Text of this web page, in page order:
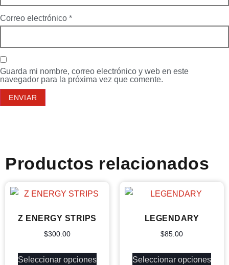
Correo electrónico *
Guarda mi nombre, correo electrónico y web en este
navegador para la próxima vez que comente.
Productos relacionados
Z ENERGY STRIPS
$300.00
Seleccionar opciones
LEGENDARY
$85.00
Seleccionar opciones